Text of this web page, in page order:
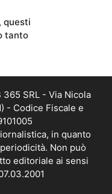
questi
tanto
SRL - Via Nicola
- Codice Fiscale e
in quanto
Non può
editoriale ai sensi